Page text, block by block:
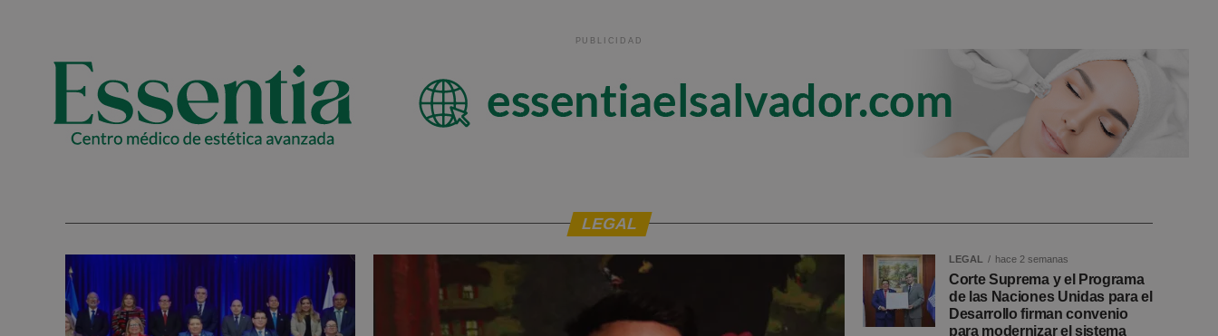
PUBLICIDAD
LEGAL
LEGAL hace 2 semanas
Corte Suprema y el Programa
de las Naciones Unidas para el
Desarrollo firman convenio
para modernizar el sistema